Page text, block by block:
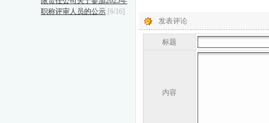
职称评审人员的公示 [6/16]
发表评论
标题
内容